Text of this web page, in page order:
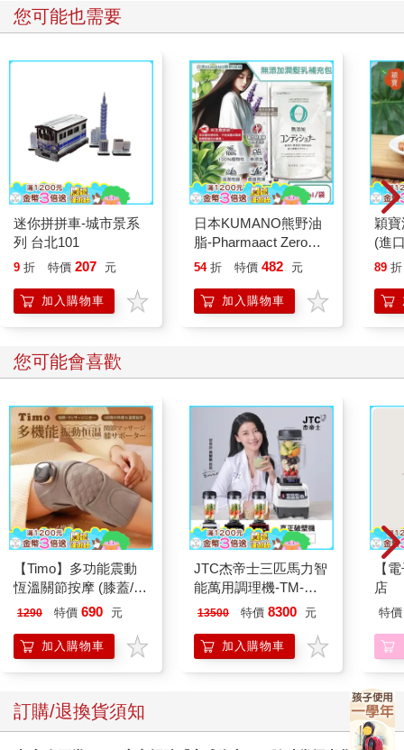
我們彼此對望。我躺在地上心想是不是應該呼叫尚恩。他還在屋
不見的。我不斷跟克蘿伊說話，希望兩腿會恢復知覺，希望有一
個簡單的理由能解釋我怎麼會突然摔倒，像一具墜橋的死屍。
我忽然想到，說不定我有退化性神經疾病。那一切就都說得通
了。我可能是多發性硬化症初期。視力模糊和手腳震顫，虛弱無
力和四肢不協調。所有症狀全到齊了。我回想模糊的記憶。我有
這些症狀多久了？我什麼時候從運動健將變成一個幾近殘廢的
人？我與自己爭辯。摔成這樣，這是正常的嗎？要累積多少當媽
媽的疲勞才會這樣摔？從我本身的感覺根本很難判斷，尚恩又老
早已經視而不見。說不定我們都無視眼前的事實，擅自找理由認
為症狀不嚴重。也有可能更糟，我心想。我可能腦中長了腫瘤。
我聽過同樣的開頭：起先只是摔倒，再來是知覺混亂，伴隨視力
和聽力改變……我的天啊。腦瘤。就是它了。不然還有什麼會長
期導致這麼怪異的症狀？
過了一分鐘，我的兩條腿恢復知覺。克蘿伊望著我的臉。我曲膝
伸了伸腿後翻身坐起。一切又正常了。我爬起來走向尿布台，唯
紅色小派對帽跳舞的那一套。我蹲了幾下，兩腿沒發抖也沒發
軟，沒有任何殘留的知覺證明剛才的事發生過。我把克蘿伊的小
胖手和小胖腿穿進睡衣睡褲，然後將她擁入懷中，坐進嬰兒床邊
的搖椅裡。她闔上了眼睛。我前後搖晃哄她入睡，感覺我的身體
也鬆弛下來。
沒幾分鐘她睡著了。我繼續輕晃，兩腿的肌肉逐漸伸展放鬆。就
在這前後搖晃的過程中，我混沌的腦中浮出一個問題。剛才的摔
倒。如果不是腦瘤呢？如果不是多發性硬化症，也不是退化性神
經疾病呢？如果跟安定文有關係呢？我努力回想神醫說過的話。
這種藥和咖啡一樣會上癮。他知道有個人吃了十九年，從來沒出
過問題。我的身體會慢慢自我復原。
但我的身體並沒有自我復原。與神醫初診到現在一年半，我的身
體反而更惡化。我努力回想我有沒有搜尋過這種藥。我一向喜歡
研究透徹，可是我當時真的太絕望了，只想趕快鬆一口氣。但再
怎麼說……
您可能也需要
迷你拼拼車-城市景系
列 台北101
9 折 特價 207 元
加入購物車
日本KUMANO熊野油
脂-Pharmaact Zero無
添加潤髮乳補充包
潤絲乳/胺基酸滋潤護
髮素/光澤柔順潤髮精
54 折 特價 482 元
加入購物車
穎
(進
89 折
您可能會喜歡
【Timo】多功能震動
恆溫關節按摩 (膝蓋/
肩/手肘通用) 無線充電
膝熱敷 【單入組】
1290 特價 690 元
加入購物車
JTC杰帝士三匹馬力智
能萬用調理機-TM-
800-黑-公司貨(真正破
13500 特價 8300 元
加入購物車
【
店
特價
訂購/退換貨須知